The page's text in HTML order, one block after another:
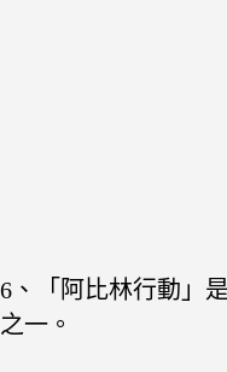
6、「阿比林行動」
之一。